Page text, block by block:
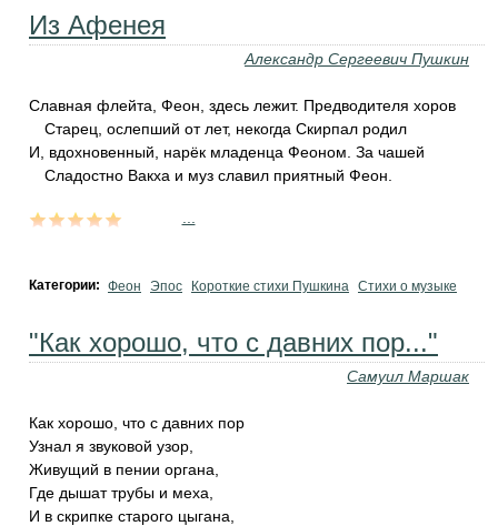
Из Афенея
Александр Сергеевич Пушкин
Славная флейта, Феон, здесь лежит. Предводителя хоров
Старец, ослепший от лет, некогда Скирпал родил
И, вдохновенный, нарёк младенца Феоном. За чашей
Сладостно Вакха и муз славил приятный Феон.
Категории: Феон Эпос Короткие стихи Пушкина Стихи о музыке
"Как хорошо, что с давних пор..."
Самуил Маршак
Как хорошо, что с давних пор
Узнал я звуковой узор,
Живущий в пении органа,
Где дышат трубы и меха,
И в скрипке старого цыгана,